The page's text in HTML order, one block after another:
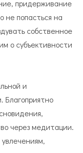
придерживание
не попасться на
собственное
о субъективности
и
Благоприятно
через медитации.